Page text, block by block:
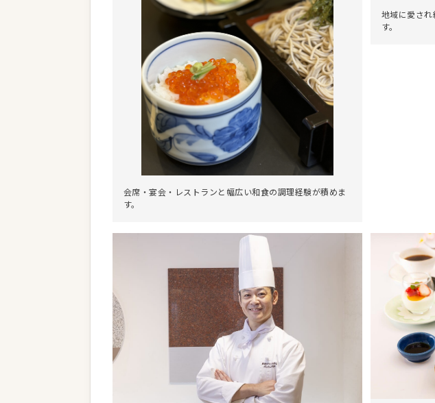
会席・宴会・レストランと幅広い和食の調理経験が積めま
す。
地域に愛され
す。